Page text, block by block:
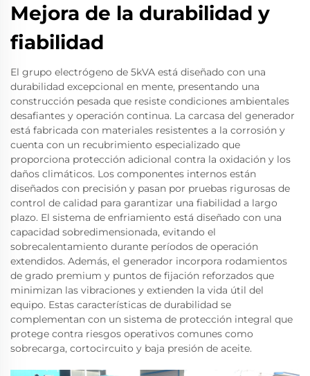
Mejora de la durabilidad y
fiabilidad
El grupo electrógeno de 5kVA está diseñado con una
durabilidad excepcional en mente, presentando una
construcción pesada que resiste condiciones ambientales
desafiantes y operación continua. La carcasa del generador
está fabricada con materiales resistentes a la corrosión y
cuenta con un recubrimiento especializado que
proporciona protección adicional contra la oxidación y los
daños climáticos. Los componentes internos están
diseñados con precisión y pasan por pruebas rigurosas de
control de calidad para garantizar una fiabilidad a largo
plazo. El sistema de enfriamiento está diseñado con una
capacidad sobredimensionada, evitando el
sobrecalentamiento durante períodos de operación
extendidos. Además, el generador incorpora rodamientos
de grado premium y puntos de fijación reforzados que
minimizan las vibraciones y extienden la vida útil del
equipo. Estas características de durabilidad se
complementan con un sistema de protección integral que
protege contra riesgos operativos comunes como
sobrecarga, cortocircuito y baja presión de aceite.